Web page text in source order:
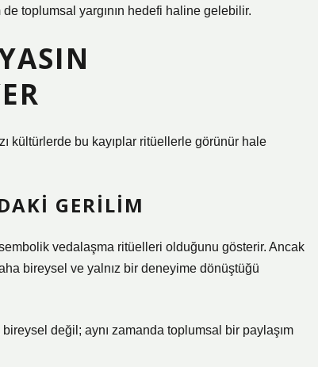
toplumsal yargının hedefi haline gelebilir.
kültürlerde bu kayıplar ritüellerle görünür hale
GERILIM
vedalaşma ritüelleri olduğunu gösterir. Ancak
bireysel ve yalnız bir deneyime dönüştüğü
bireysel değil; aynı zamanda toplumsal bir paylaşım